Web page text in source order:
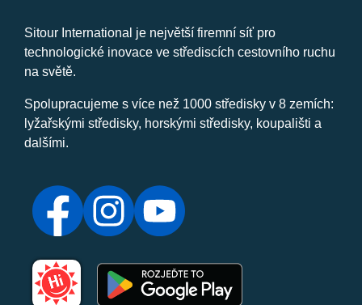
Sitour International je největší firemní síť pro
technologické inovace ve střediscích cestovního ruchu
na světě.
Spolupracujeme s více než 1000 středisky v 8 zemích:
lyžařskými středisky, horskými středisky, koupališti a
dalšími.